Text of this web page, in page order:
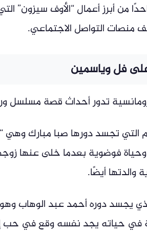
من أبرز أعمال “الأوف سيزون”
منصات التواصل الاجتماعي.
فل وياسمين
تدور أحداث قصة مسلسل
التي تجسد دورها صبا مبارك وهي
فوضوية بعدما خلى عنها
والدتها أيضًا.
يجسد دوره أحمد عبد الوهاب
حياته يجد نفسه وقع في حب